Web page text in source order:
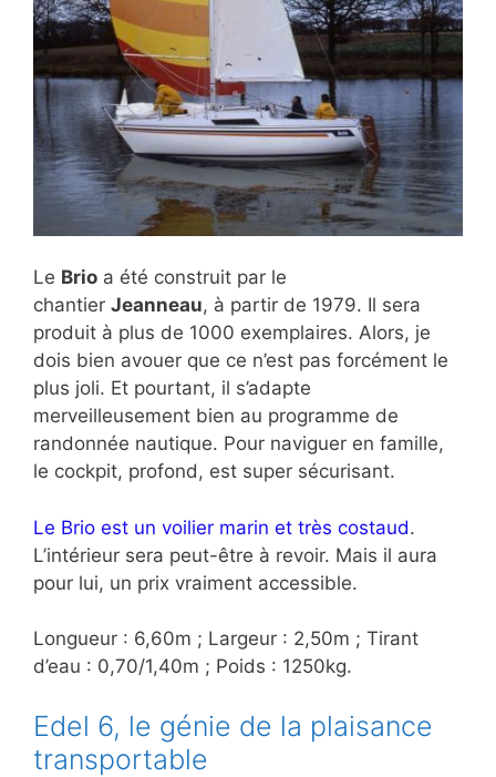
Le Brio a été construit par le
chantier Jeanneau, à partir de 1979. Il sera
produit à plus de 1000 exemplaires. Alors, je
dois bien avouer que ce n’est pas forcément le
plus joli. Et pourtant, il s’adapte
merveilleusement bien au programme de
randonnée nautique. Pour naviguer en famille,
le cockpit, profond, est super sécurisant.
Le Brio est un voilier marin et très costaud.
L’intérieur sera peut-être à revoir. Mais il aura
pour lui, un prix vraiment accessible.
Longueur : 6,60m ; Largeur : 2,50m ; Tirant
d’eau : 0,70/1,40m ; Poids : 1250kg.
Edel 6, le génie de la plaisance
transportable